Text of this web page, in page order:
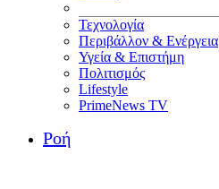
Τεχνολογία
Περιβάλλον & Ενέργεια
Υγεία & Επιστήμη
Πολιτισμός
Lifestyle
PrimeNews TV
Ροή